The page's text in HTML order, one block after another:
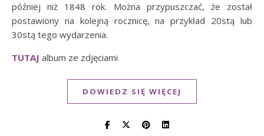
później niż 1848 rok. Można przypuszczać, że został
postawiony na kolejną rocznicę, na przykład 20stą lub
30stą tego wydarzenia.
TUTAJ album ze zdjęciami
DOWIEDZ SIĘ WIĘCEJ